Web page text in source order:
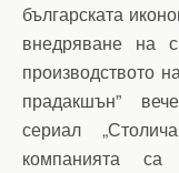
българската
внедряване на
производството
прадакшън”
сериал
компанията